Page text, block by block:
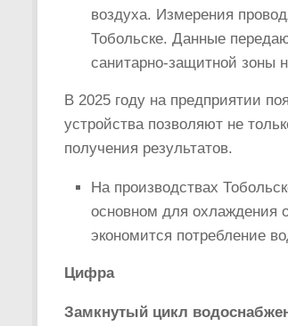
воздуха. Измерения
Тобольске. Данные
санитарно-защитной зоны
В 2025 году на предприятии
устройства позволяют не
получения результатов.
На производствах
основном для охлаждения
экономится потребление
Цифра
Замкнутый цикл